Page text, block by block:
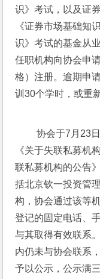
识》考试，以及证
《证券市场基础知
识》考试的基金从
任职机构向协会申
格）注册。逾期申
训30个学时，或重
协会于7月23日分别在其官网和微信公众号上发布
《关于失联私募机
联私募机构的公告
括北京钦一投资管
构，协会通过该等
登记的固定电话、
与其取得有效联系
内仍未与协会联系
予以公示，公示满